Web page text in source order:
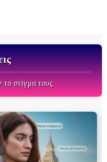
το στίγμα τους